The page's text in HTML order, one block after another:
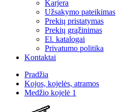
Karjera
Užsakymo pateikimas
Prekių pristatymas
Prekių grąžinimas
El. katalogai
Privatumo politika
Kontaktai
Pradžia
Kojos, kojelės, atramos
Medžio kojelė 1